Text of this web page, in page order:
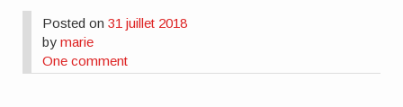
Posted on31 juillet 2018
bymarie
One comment